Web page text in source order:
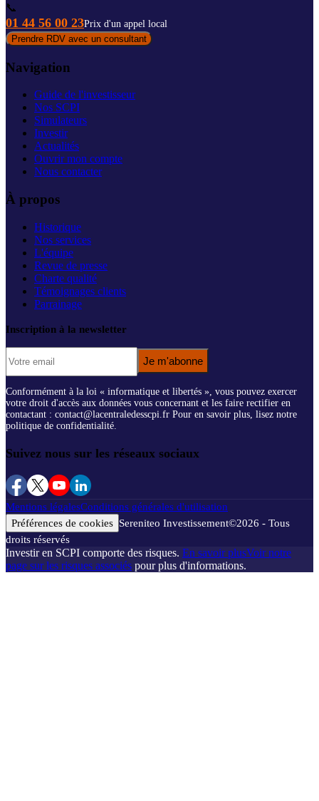
📞
01 44 56 00 23Prix d'un appel local
Prendre RDV avec un consultant
Navigation
Guide de l'investisseur
Nos SCPI
Simulateurs
Investir
Actualités
Ouvrir mon compte
Nous contacter
À propos
Historique
Nos services
L'équipe
Revue de presse
Charte qualité
Témoignages clients
Parrainage
Inscription à la newsletter
Je m'abonne
Conformément à la loi « informatique et libertés », vous pouvez exercer
votre droit d'accès aux données vous concernant et les faire rectifier en
contactant : contact@lacentraledesscpi.fr Pour en savoir plus, lisez notre
politique de confidentialité.
Suivez nous sur les réseaux sociaux
Mentions légalesConditions générales d'utilisation
Préférences de cookies Sereniteo Investissement©2026 - Tous
droits réservés
Investir en SCPI comporte des risques. En savoir plusVoir notre
page sur les risques associés pour plus d'informations.